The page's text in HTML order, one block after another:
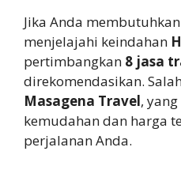
Jika Anda membutuhkan
menjelajahi keindahan
pertimbangkan 8 jasa
direkomendasikan.
Masagena Travel,
kemudahan dan harga
perjalanan Anda.